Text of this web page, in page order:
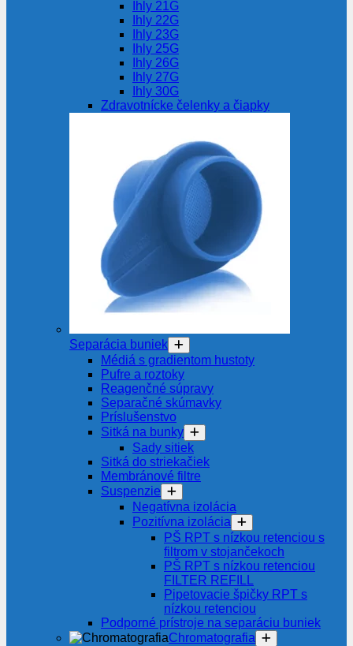
Ihly 21G
Ihly 22G
Ihly 23G
Ihly 25G
Ihly 26G
Ihly 27G
Ihly 30G
Zdravotnícke čelenky a čiapky
Separácia buniek
Médiá s gradientom hustoty
Pufre a roztoky
Reagenčné súpravy
Separačné skúmavky
Príslušenstvo
Sitká na bunky
Sady sitiek
Sitká do striekačiek
Membránové filtre
Suspenzie
Negatívna izolácia
Pozitívna izolácia
PŠ RPT s nízkou retenciou s
filtrom v stojančekoch
PŠ RPT s nízkou retenciou
FILTER REFILL
Pipetovacie špičky RPT s
nízkou retenciou
Podporné prístroje na separáciu buniek
Chromatografia